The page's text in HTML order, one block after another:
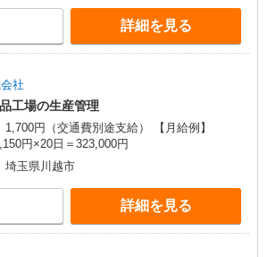
詳細を見る
社
工場の生産管理
1,700円（交通費別途支給） 【月給例】
円×20日＝323,000円
埼玉県川越市
詳細を見る